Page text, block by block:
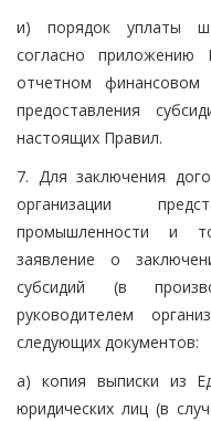
и) порядок уплаты
согласно
отчетном финансовом
предоставления
настоящих Правил.
7. Для заключения
организации
промышленности и
заявление о
субсидий (в
руководителем
следующих документов:
а) копия выписки из
юридических лиц (в